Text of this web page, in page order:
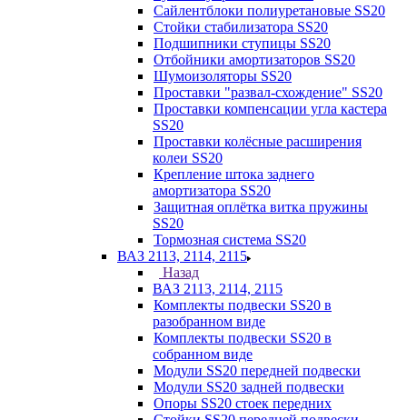
Сайлентблоки полиуретановые SS20
Стойки стабилизатора SS20
Подшипники ступицы SS20
Отбойники амортизаторов SS20
Шумоизоляторы SS20
Проставки "развал-схождение" SS20
Проставки компенсации угла кастера
SS20
Проставки колёсные расширения
колеи SS20
Крепление штока заднего
амортизатора SS20
Защитная оплётка витка пружины
SS20
Тормозная система SS20
ВАЗ 2113, 2114, 2115
Назад
ВАЗ 2113, 2114, 2115
Комплекты подвески SS20 в
разобранном виде
Комплекты подвески SS20 в
собранном виде
Модули SS20 передней подвески
Модули SS20 задней подвески
Опоры SS20 стоек передних